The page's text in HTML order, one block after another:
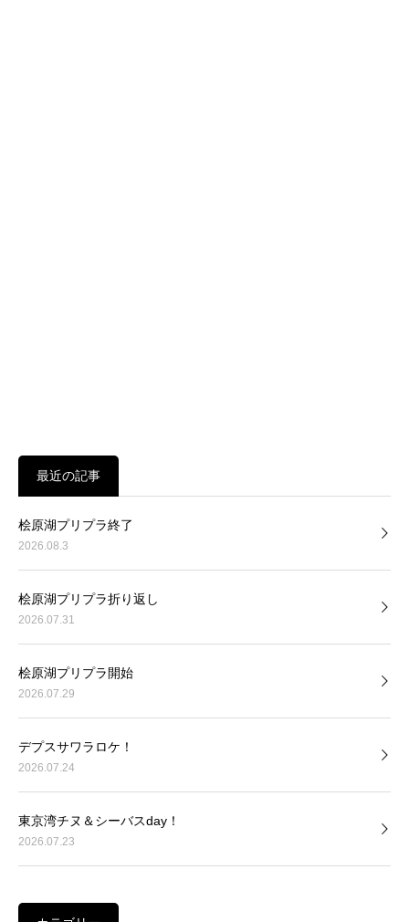
最近の記事
桧原湖プリプラ終了
2026.08.3
桧原湖プリプラ折り返し
2026.07.31
桧原湖プリプラ開始
2026.07.29
デプスサワラロケ！
2026.07.24
東京湾チヌ＆シーバスday！
2026.07.23